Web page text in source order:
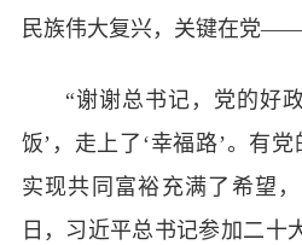
民族伟大复兴，关键在党
“谢谢总书记，党的好
饭’，走上了‘幸福路’。有
实现共同富裕充满了希望
日，习近平总书记参加二十